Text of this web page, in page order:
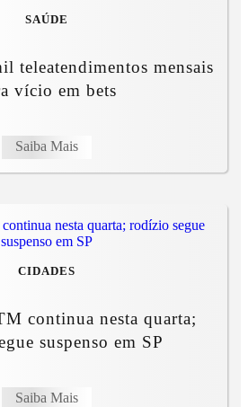
SAÚDE
teleatendimentos mensais
vício em bets
Saiba Mais
CIDADES
continua nesta quarta;
suspenso em SP
Saiba Mais